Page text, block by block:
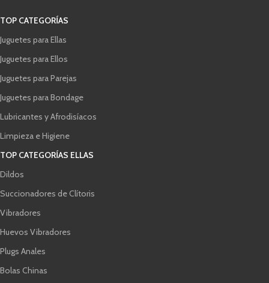
TOP CATEGORÍAS
Juguetes para Ellas
Juguetes para Ellos
Juguetes para Parejas
Juguetes para Bondage
Lubricantes y Afrodisíacos
Limpieza e Higiene
TOP CATEGORÍAS ELLAS
Dildos
Succionadores de Clítoris
Vibradores
Huevos Vibradores
Plugs Anales
Bolas Chinas